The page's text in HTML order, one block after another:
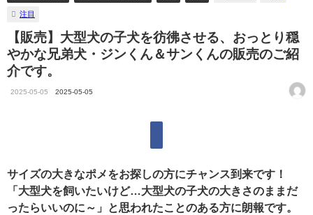
注目
【販売】大型犬の子犬を彷彿させる、おっとり穏
やかな兄弟犬・ジンくん＆サンくんの販売のご紹
介です。
2025-05-05 2025-05-05
サイズの大きなポメをお探しの方にチャンス到来です！
「大型犬を飼いたいけど…大型犬の子犬の大きさのままだ
ったらいいのに～」と思われたことのある方に朗報です。